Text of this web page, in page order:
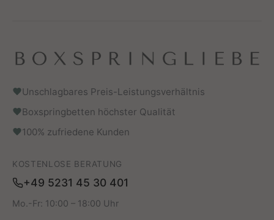
Unschlagbares Preis-Leistungsverhältnis
Boxspringbetten höchster Qualität
100% zufriedene Kunden
KOSTENLOSE BERATUNG
+49 5231 45 30 401
Mo.-Fr: 10:00 – 18:00 Uhr